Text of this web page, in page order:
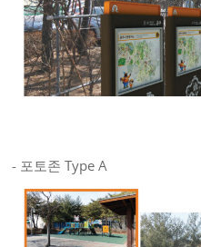
- 포토존 Type A